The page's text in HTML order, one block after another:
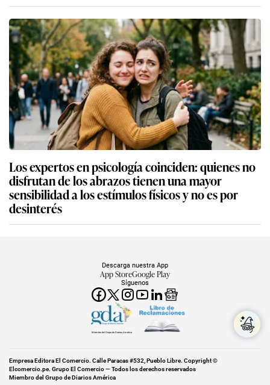
Los expertos en psicología coinciden: quienes no
disfrutan de los abrazos tienen una mayor
sensibilidad a los estímulos físicos y no es por
desinterés
Síguenos
Descarga nuestra App
App StoreGoogle Play
Miembro del Grupo de Diarios América
Empresa Editora El Comercio. Calle Paracas #532, Pueblo Libre. Copyright ©
Elcomercio.pe. Grupo El Comercio — Todos los derechos reservados
Miembro del Grupo de Diarios América